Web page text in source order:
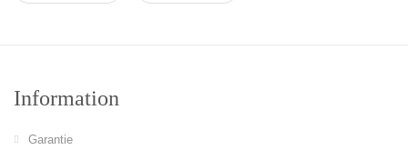
Information
Garantie